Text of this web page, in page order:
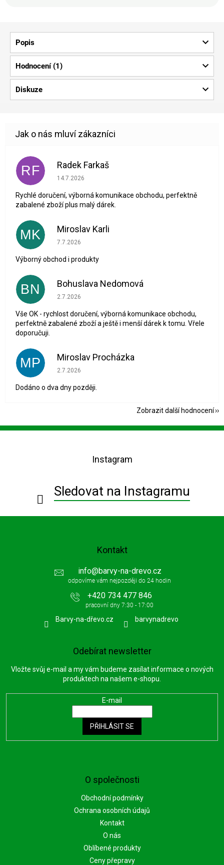
Popis
Hodnocení (1)
Diskuze
RF Radek Farkaš
Hodnocení obchodu je 5 z 5 hvězdiček.
14.7.2026
Rychlé doručení, výborná komunikace obchodu, perfektně
zabalené zboží plus malý dárek.
MK Miroslav Karli
Hodnocení obchodu je 5 z 5 hvězdiček.
7.7.2026
Výborný obchod i produkty
BN Bohuslava Nedomová
Hodnocení obchodu je 5 z 5 hvězdiček.
2.7.2026
Vše OK - rychlost doručení, výborná komunikace obchodu,
perfektně zabalené zboží a ještě i menší dárek k tomu. Vřele
doporučuji.
MP Miroslav Procházka
Hodnocení obchodu je 1 z 5 hvězdiček.
2.7.2026
Dodáno o dva dny později.
Zobrazit další hodnocení
Z
Instagram
Sledovat na Instagramu
O společnosti
Obchodní podmínky
Ochrana osobních údajů
Kontakt
O nás
Oblíbené produkty
Ceny přepravy
Kontakt
info@barvy-na-drevo.cz
+420 734 477 846
Barvy-na-dřevo.cz barvynadrevo
Odebírat newsletter
Vložte svůj e-mail a my vám budeme zasílat informace o nových
produktech na našem e-shopu.
E-mail
PŘIHLÁSIT SE